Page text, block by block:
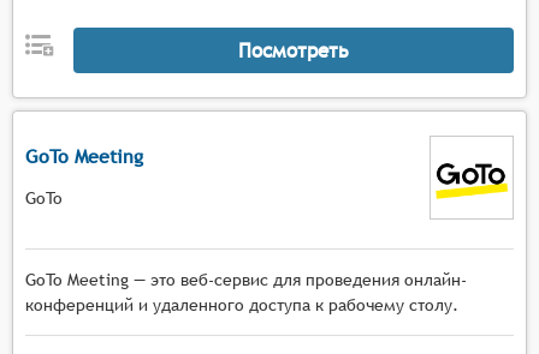
Посмотреть
GoTo Meeting
GoTo
GoTo Meeting — это веб-сервис для проведения онлайн-
конференций и удаленного доступа к рабочему столу.